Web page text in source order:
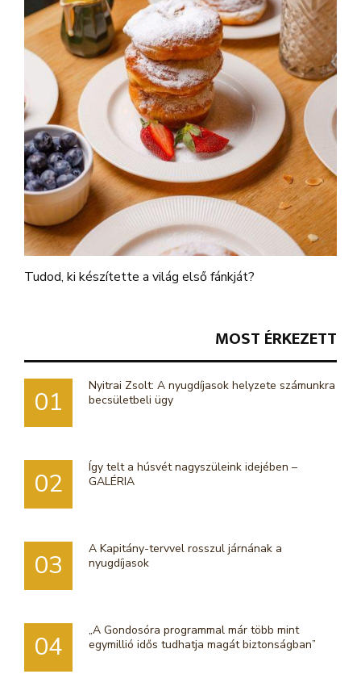
Tudod, ki készítette a világ első fánkját?
MOST ÉRKEZETT
01
Nyitrai Zsolt: A nyugdíjasok helyzete számunkra
becsületbeli ügy
02
Így telt a húsvét nagyszüleink idejében –
GALÉRIA
03
A Kapitány-tervvel rosszul járnának a
nyugdíjasok
04
„A Gondosóra programmal már több mint
egymillió idős tudhatja magát biztonságban”